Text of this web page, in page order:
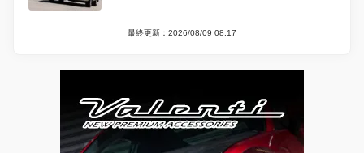
最終更新：2026/08/09 08:17